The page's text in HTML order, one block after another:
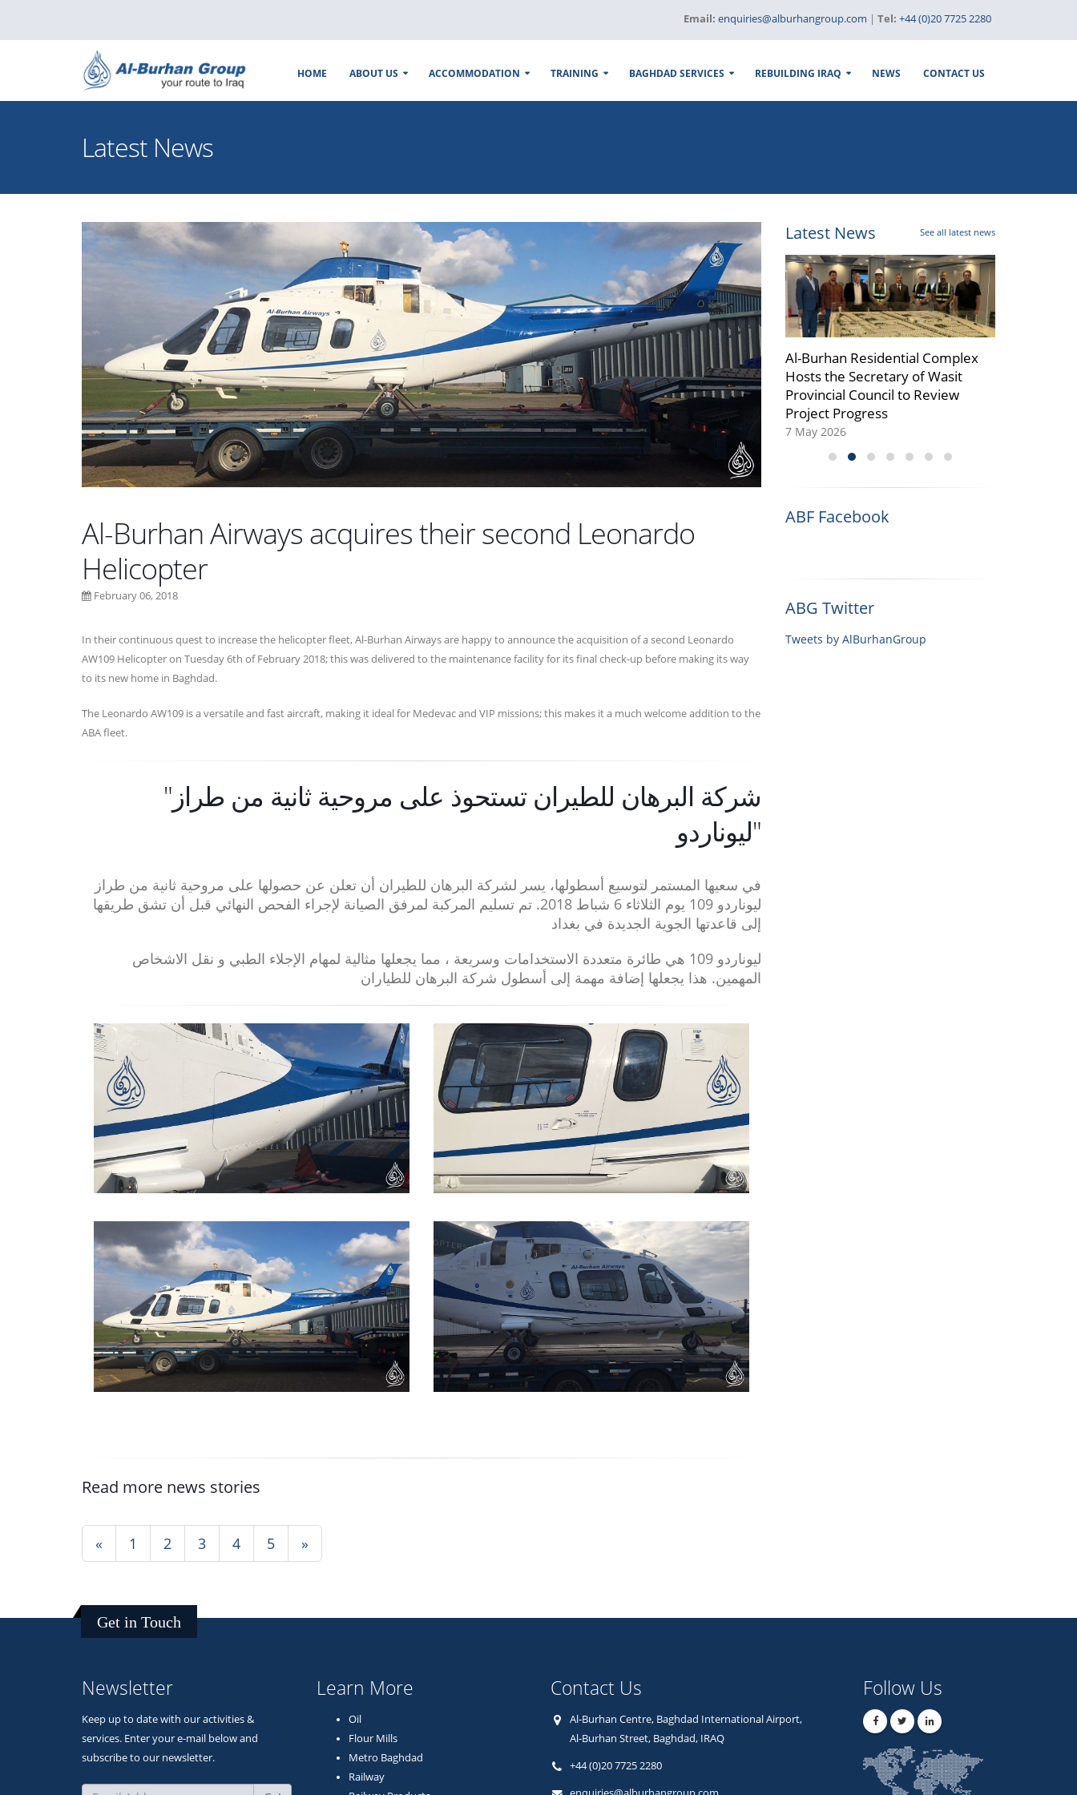
Email: enquiries@alburhangroup.com | Tel: +44 (0)20 7725 2280
HOME ABOUT US ACCOMMODATION TRAINING BAGHDAD SERVICES REBUILDING IRAQ NEWS CONTACT US
Latest News
Al-Burhan Airways acquires their second Leonardo
Helicopter
February 06, 2018
In their continuous quest to increase the helicopter fleet, Al-Burhan Airways are happy to announce the acquisition of a second Leonardo
AW109 Helicopter on Tuesday 6th of February 2018; this was delivered to the maintenance facility for its final check-up before making its way
to its new home in Baghdad.
The Leonardo AW109 is a versatile and fast aircraft, making it ideal for Medevac and VIP missions; this makes it a much welcome addition to the
ABA fleet.
"شركة البرهان للطيران تستحوذ على مروحية ثانية من طراز
ليوناردو"
في سعيها المستمر لتوسيع أسطولها، يسر لشركة البرهان للطيران أن تعلن عن حصولها على مروحية ثانية من طراز
ليوناردو 109 يوم الثلاثاء 6 شباط 2018. تم تسليم المركبة لمرفق الصيانة لإجراء الفحص النهائي قبل أن تشق طريقها
إلى قاعدتها الجوية الجديدة في بغداد
ليوناردو 109 هي طائرة متعددة الاستخدامات وسريعة ، مما يجعلها مثالية لمهام الإجلاء الطبي و نقل الاشخاص
المهمين. هذا يجعلها إضافة مهمة إلى أسطول شركة البرهان للطياران
Read more news stories
« 1 2 3 4 5 »
Latest News See all latest news
Visits Al-Burhan
Al-Burhan Group MD Visits Wasit
Court of Appeal President
24 November 2025
Al-Burhan Group Visits Wasit
Education Directorate to Present
Updates on the Al-Burhan
Residential Investment Complex
23 November 2025
ABG sponsors IBBC dinner which
Hosted the Governor of the
Central Bank of Iraqs leadership
delegation
10 June 2026
Al-Burhan Residential Complex
Hosts the Secretary of Wasit
Provincial Council to Review
Project Progress
7 May 2026
ABF Facebook
ABG Twitter
Tweets by AlBurhanGroup
Get in Touch
Newsletter
Keep up to date with our activities &
services. Enter your e-mail below and
subscribe to our newsletter.
Learn More
Oil
Flour Mills
Metro Baghdad
Railway
Contact Us
Al-Burhan Centre, Baghdad International Airport,
Al-Burhan Street, Baghdad, IRAQ
+44 (0)20 7725 2280
Follow Us